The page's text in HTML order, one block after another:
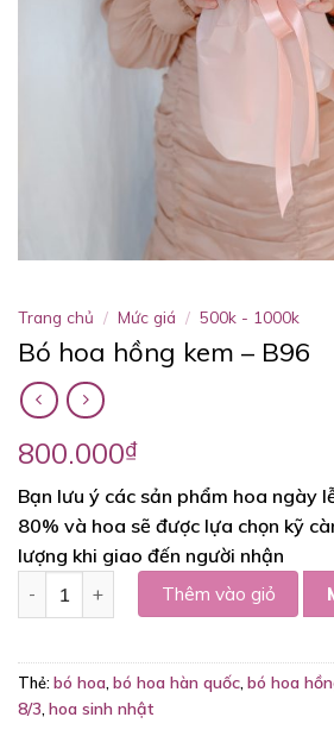
Trang chủ / Mức giá / 500k - 1000k
Bó hoa hồng kem – B96
800.000₫
Bạn lưu ý các sản phẩm hoa ngày
80% và hoa sẽ được lựa chọn kỹ
lượng khi giao đến người nhận
Bó hoa hồng kem - B96 số lượng
Thêm vào giỏ
Thẻ: bó hoa bó hoa hàn quốc bó hoa
8/3 hoa sinh nhật